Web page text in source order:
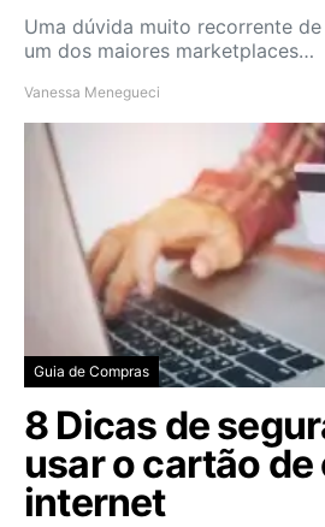
Uma dúvida muito recorrente
um dos maiores marketplaces…
Vanessa Menegueci
Guia de Compras
8 Dicas de
usar o cartão
internet